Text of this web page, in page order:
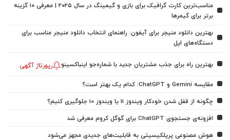
مناسب‌ترین کارت گرافیک برای بازی و گیمینگ در سال ۲۰۲۵ | معرفی ۱۰ گزینه
برتر برای گیمرها
بهترین دانلود منیجر برای آیفون: راهنمای انتخاب دانلود منیجر مناسب برای
دستگاه‌های اپل
بهترین راه برای جذب مشتریان جدید با شماره‌جو اینباکسینو رپورتاژ آگهی
مقایسه Gemini و ChatGPT: کدام یک بهتر است؟
چگونه از قفل شدن خودکار ویندوز 11 یا ویندوز 10 جلوگیری کنیم؟
افزونه‌ی جستجوی ChatGPT برای گوگل کروم معرفی شد
هوش مصنوعی پرپلکیسیتی به قابلیت‌های جدیدی مجهز می‌شود